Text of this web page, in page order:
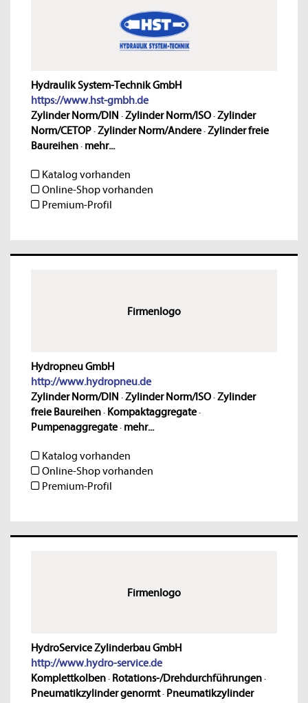
Hydraulik System-Technik GmbH
https://www.hst-gmbh.de
Zylinder Norm/DIN ·Zylinder Norm/ISO·Zylinder
Norm/CETOP·Zylinder Norm/Andere·Zylinder freie
Baureihen· mehr...
Katalog vorhanden
Online-Shop vorhanden
Premium-Profil
Firmenlogo
Hydropneu GmbH
http://www.hydropneu.de
Zylinder Norm/DIN ·Zylinder Norm/ISO·Zylinder
freie Baureihen· Kompaktaggregate·
Pumpenaggregate· mehr...
Katalog vorhanden
Online-Shop vorhanden
Premium-Profil
Firmenlogo
HydroService Zylinderbau GmbH
http://www.hydro-service.de
Komplettkolben· Rotations-/Drehdurchführungen·
Pneumatikzylinder genormt· Pneumatikzylinder